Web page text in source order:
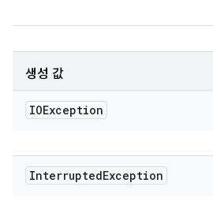
생성 값
IOException
InterruptedException